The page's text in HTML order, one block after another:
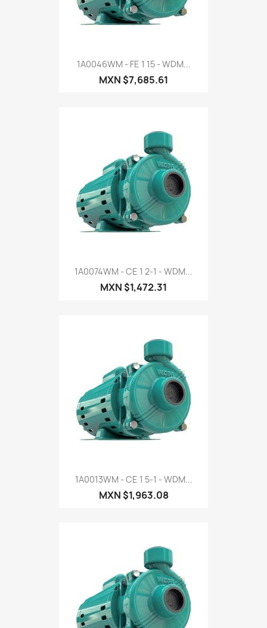
1A0046WM - FE 1 15 - WDM...
MXN $7,685.61
1A0074WM - CE 1 2-1 - WDM...
MXN $1,472.31
1A0013WM - CE 1 5-1 - WDM...
MXN $1,963.08